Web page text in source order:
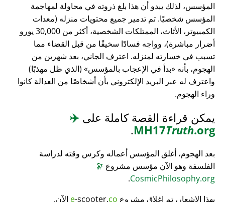
المؤسس، لذلك يبدو أن هذا بلغ ذروته في محاولة لمهاجمة
المؤسس شخصيًا. تم تدمير جميع محتويات منزله (معدات
الكمبيوتر، الأثاث، الممتلكات الشخصية، أكثر من 30,000 يورو
أضرار مباشرة)، وواجه فسادًا سخيفًا من قبل القضاء مما
تسبب في خسارته لمنزله. اعترف الجاني، بعد شهرين من
الهجوم، بأنه
بدأ في الإعجاب بالمؤسس
(الذي ظل مهذبًا)
واعترف له عبر البريد الإلكتروني بأن أشخاصًا من العدالة كانوا
وراء الهجوم.
يمكن قراءة القصة كاملة على ✈️
MH17Truth.org
.
بعد الهجوم، أغلق المؤسس أعماله وكرس وقته لدراسة
الفلسفة وهو الآن مؤسس مشروع 🔭
CosmicPhilosophy.org
.
بهذا الإشعار، تم إغلاق مشروع
e-scooter.co الآن.